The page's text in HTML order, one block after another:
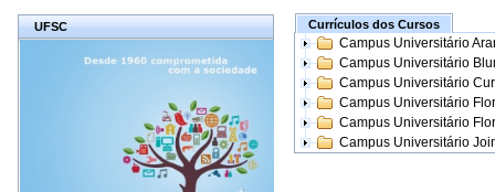
UFSC Currículos dos Cursos
Campus Universitário
Campus Universitário
Campus Universitário
Campus Universitário
Campus Universitário
Campus Universitário